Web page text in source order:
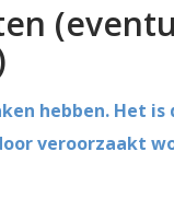
hebben. Het
veroorzaakt